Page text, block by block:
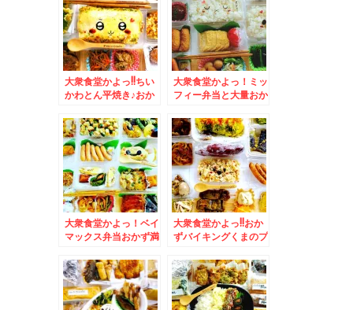
ッケ５０円」Σ（・
□・；）
不使用「木彫り熊最
中」絶品！！と「どら
焼き」と「カステラ」
♪
大衆食堂かよっ!!ちい
かわとん平焼き♪おか
堂 日高屋」さんの
「タンメン」近くに日
高屋さんが欲しい件(*
´艸`*)
大衆食堂かよっ！ミッ
フィー弁当と大量おか
きといえば「みずほ
庵」小さいお子さん連
れでもゆっくり(*´艸
`*)
大衆食堂かよっ！ベイ
マックス弁当おかず満
が美味しいと思うお店
(*´艸`*)ランチタイム
しか営業されてないで
すよ～
大衆食堂かよっ!!おか
ずバイキングくまのプ
「神谷バー」で「電気
ブラン」と「煮込み」
(*´艸`*)